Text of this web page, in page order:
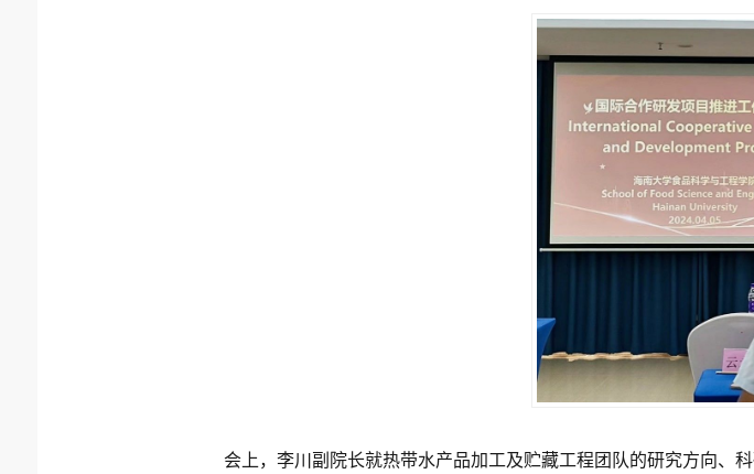
会上，李川副院长就热带水产品加工及贮藏工程团队的研究方向、